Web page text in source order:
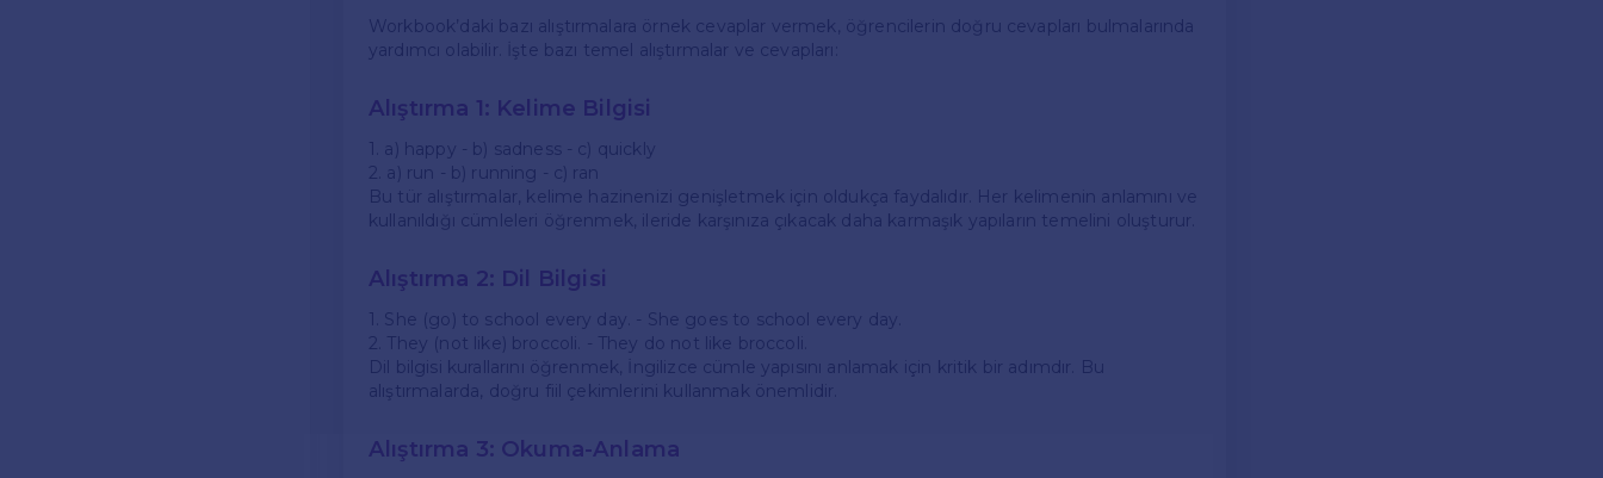
Workbook’daki bazı alıştırmalara örnek cevaplar vermek, öğrencilerin doğru cevapları bulmalarında
yardımcı olabilir. İşte bazı temel alıştırmalar ve cevapları:
Alıştırma 1: Kelime Bilgisi
1. a) happy - b) sadness - c) quickly
2. a) run - b) running - c) ran
Bu tür alıştırmalar, kelime hazinenizi genişletmek için oldukça faydalıdır. Her kelimenin anlamını ve
kullanıldığı cümleleri öğrenmek, ileride karşınıza çıkacak daha karmaşık yapıların temelini oluşturur.
Alıştırma 2: Dil Bilgisi
1. She (go) to school every day. - She goes to school every day.
2. They (not like) broccoli. - They do not like broccoli.
Dil bilgisi kurallarını öğrenmek, İngilizce cümle yapısını anlamak için kritik bir adımdır. Bu
alıştırmalarda, doğru fiil çekimlerini kullanmak önemlidir.
Alıştırma 3: Okuma-Anlama